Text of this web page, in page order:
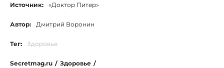
Источник: «Доктор Питер»
Автор: Дмитрий Воронин
Тег: Здоровье
Secretmag.ru / Здоровье /